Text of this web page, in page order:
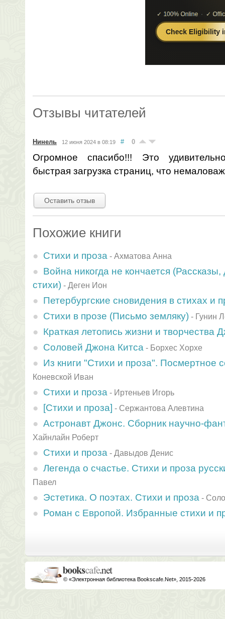
Отзывы читателей
Нинель 12 июня 2024 в 08:19 # 0
Огромное спасибо!!! Это
быстрая загрузка страниц, что
Оставить отзыв
Похожие книги
Стихи и проза - Ахматова Анна
Война никогда не кончается
стихи) - Деген Ион
Петербургские сновидения в стихах и
Стихи в прозе (Письмо земляку) - Гунин
Краткая летопись жизни и творчества
Соловей Джона Китса - Борхес Хорхе
Из книги "Стихи и проза". Посмертное
Коневской Иван
Стихи и проза - Иртеньев Игорь
[Стихи и проза] - Сержантова Алевтина
Астронавт Джонс. Сборник научно-
Хайнлайн Роберт
Стихи и проза - Давыдов Денис
Легенда о счастье. Стихи и проза
Павел
Эстетика. О поэтах. Стихи и проза -
Роман с Европой. Избранные стихи и
© «Электронная библиотека Bookscafe.Net», 2015-2026